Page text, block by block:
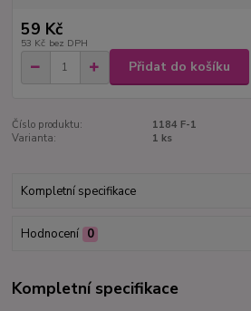
59 Kč
53 Kč bez DPH
Přidat do košíku
Číslo produktu:
1184 F-1
Varianta:
1 ks
Kompletní specifikace
Hodnocení 0
Kompletní specifikace